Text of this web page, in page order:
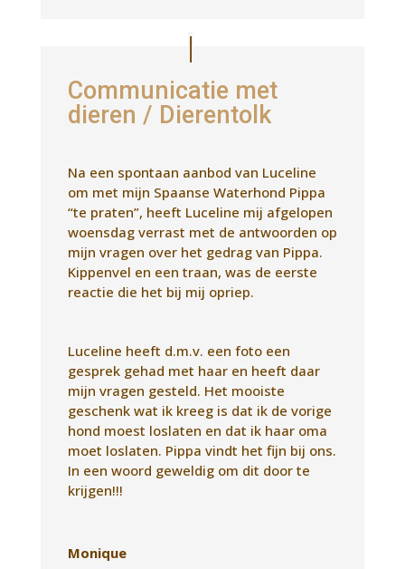
Communicatie met
dieren / Dierentolk
Na een spontaan aanbod van Luceline
om met mijn Spaanse Waterhond Pippa
“te praten”, heeft Luceline mij afgelopen
woensdag verrast met de antwoorden op
mijn vragen over het gedrag van Pippa.
Kippenvel en een traan, was de eerste
reactie die het bij mij opriep.
Luceline heeft d.m.v. een foto een
gesprek gehad met haar en heeft daar
mijn vragen gesteld. Het mooiste
geschenk wat ik kreeg is dat ik de vorige
hond moest loslaten en dat ik haar oma
moet loslaten. Pippa vindt het fijn bij ons.
In een woord geweldig om dit door te
krijgen!!!
Monique